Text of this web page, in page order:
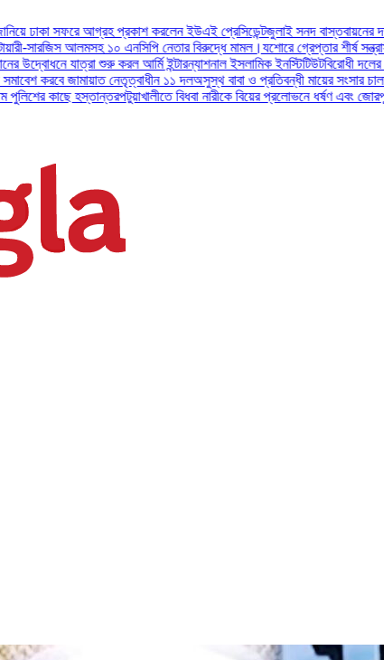
আগ্রহ প্রকাশ করলেন ইউএই প্রেসিডেন্টজুলাই সনদ বাস্তবায়নের দাবিতে ৫ আগস্ট
আলমসহ ১০ এনসিপি নেতার বিরুদ্ধে মামল।যশোরে গ্রেপ্তার শীর্ষ সন্ত্রাসী ডেভিড ইমন,
শুরু করল আর্মি ইন্টারন্যাশনাল ইসলামিক ইনস্টিটিউটবিরোধী দলের ভাষা সংঘাতের
নেতৃত্বাধীন ১১ দলঅসুস্থ বাবা ও প্রতিবন্ধী মায়ের সংসার চালাতেন আলিফ,
হস্তান্তরপটুয়াখালীতে বিধবা নারীকে বিয়ের প্রলোভনে ধর্ষণ এবং জোরপূর্বক গর্ভপাতের